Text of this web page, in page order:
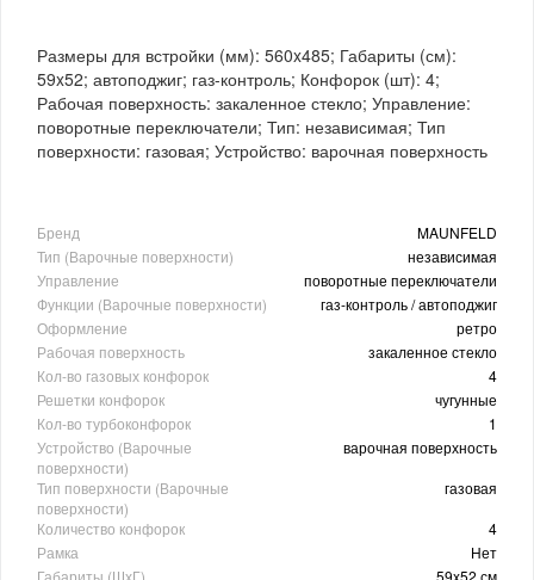
Размеры для встройки (мм): 560x485; Габариты (см):
59x52; автоподжиг; газ-контроль; Конфорок (шт): 4;
Рабочая поверхность: закаленное стекло; Управление:
поворотные переключатели; Тип: независимая; Тип
поверхности: газовая; Устройство: варочная поверхность
Бренд
MAUNFELD
Тип (Варочные поверхности)
независимая
Управление
поворотные переключатели
Функции (Варочные поверхности)
газ-контроль / автоподжиг
Оформление
ретро
Рабочая поверхность
закаленное стекло
Кол-во газовых конфорок
4
Решетки конфорок
чугунные
Кол-во турбоконфорок
1
Устройство (Варочные
поверхности)
варочная поверхность
Тип поверхности (Варочные
поверхности)
газовая
Количество конфорок
4
Рамка
Нет
Габариты (ШхГ)
59x52 см